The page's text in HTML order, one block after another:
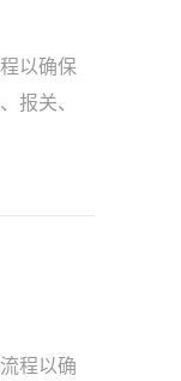
以确保
报关、
程以确